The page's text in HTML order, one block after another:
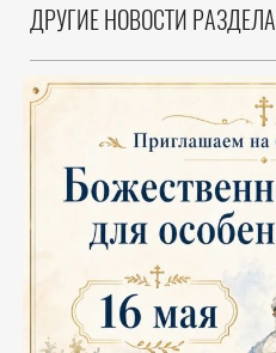
ДРУГИЕ НОВОСТИ РАЗДЕЛА